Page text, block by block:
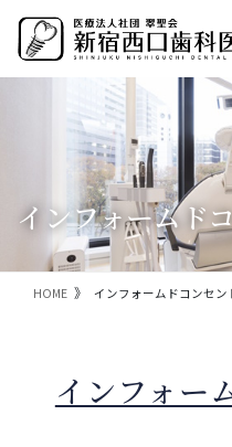
ン
ー
インフォームド
HOME インフォームドコンセン
インフォー